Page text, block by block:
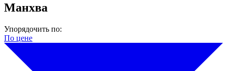
Манхва
Упорядочить по:
По цене